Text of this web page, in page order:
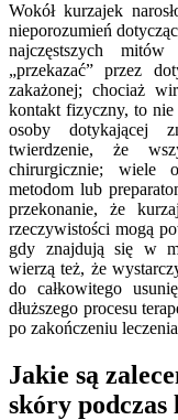
Wokół kurzajek
nieporozumień
najczęstszych
„przekazać” przez
zakażonej; chociaż
kontakt fizyczny, to nie
osoby dotykającej
twierdzenie, że
chirurgicznie; wiele
metodom lub
przekonanie, że
rzeczywistości mogą
gdy znajdują się w
wierzą też, że
do całkowitego
dłuższego procesu
po zakończeniu
Jakie są
skóry